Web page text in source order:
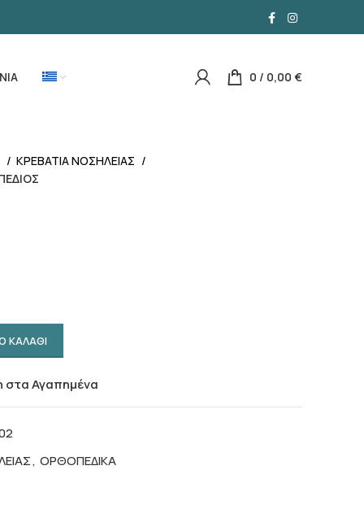
0 / 0,00 €
ΚΡΕΒΑΤΙΑ ΝΟΣΗΛΕΙΑΣ
ΚΑΛΑΘΙ
στα Αγαπημένα
, ΟΡΘΟΠΕΔΙΚΑ